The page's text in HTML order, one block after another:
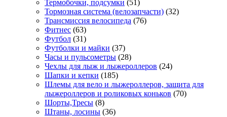
Термобочки, подсумки (51)
Тормозная система (велозапчасти) (32)
Трансмиссия велосипеда (76)
Фитнес (63)
Футбол (31)
Футболки и майки (37)
Часы и пульсометры (28)
Чехлы для лыж и лыжероллеров (24)
Шапки и кепки (185)
Шлемы для вело и лыжероллеров, защита для
лыжероллеров и роликовых коньков (70)
Шорты,Тресы (8)
Штаны, лосины (36)